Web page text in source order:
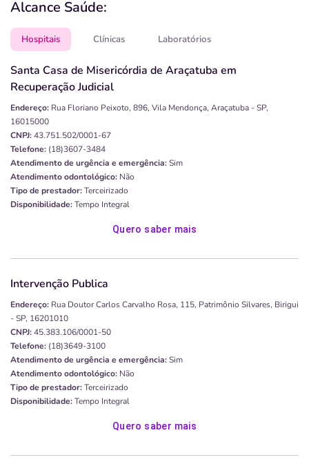
Alcance Saúde:
Hospitais Clínicas Laboratórios
Santa Casa de Misericórdia de Araçatuba em
Recuperação Judicial
Endereço: Rua Floriano Peixoto, 896, Vila Mendonça, Araçatuba - SP,
16015000
CNPJ:43.751.502/0001-67
Telefone: (18)3607-3484
Atendimento de urgência e emergência:Sim
Atendimento odontológico: Não
Tipo de prestador:Terceirizado
Disponibilidade:Tempo Integral
Quero saber mais
Intervenção Publica
Endereço: Rua Doutor Carlos Carvalho Rosa, 115, Patrimônio Silvares, Birigui
- SP, 16201010
CNPJ:45.383.106/0001-50
Telefone: (18)3649-3100
Atendimento de urgência e emergência:Sim
Atendimento odontológico: Não
Tipo de prestador:Terceirizado
Disponibilidade:Tempo Integral
Quero saber mais